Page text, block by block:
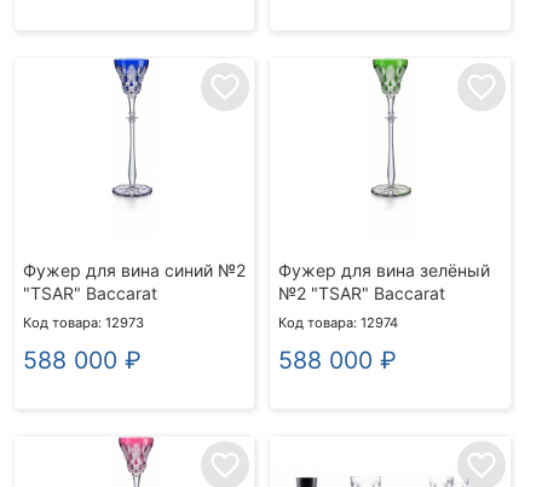
favorite_border
Фужер для вина синий №2
"TSAR" Baccarat
Код товара: 12973
588 000 ₽
favorite_border
Фужер для вина зелёный
№2 "TSAR" Baccarat
Код товара: 12974
588 000 ₽
favorite_border favorite_border